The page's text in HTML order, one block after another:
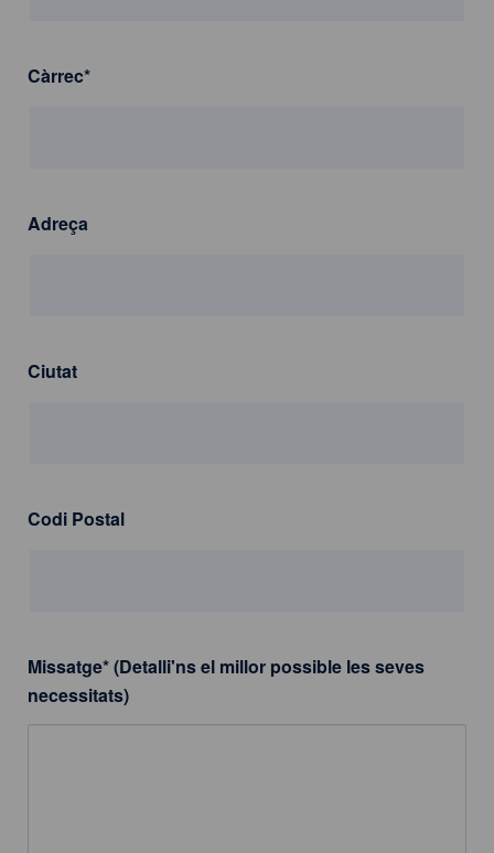
Càrrec*
Adreça
Ciutat
Codi Postal
Missatge*(Detalli'ns el millor possible les seves
necessitats)